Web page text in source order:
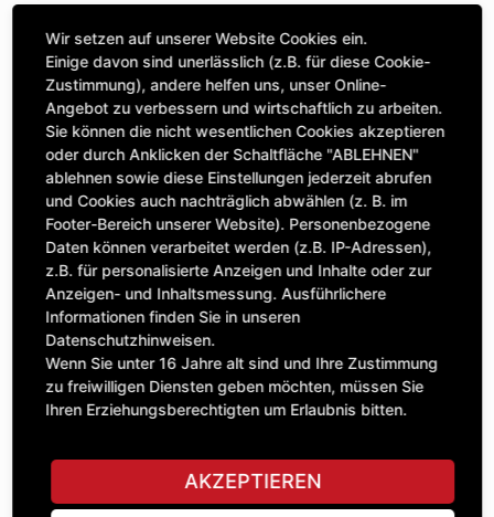
Maschine auswählen, um Kompatibilität zu sehen
MASCHINE AUSWÄHLEN
CLICK & COLLECT
Bestellungen bei Deinem bevorzugten Standort abholen
199,70 £
exkl. MwSt.
Anzahl
IN DEN WARENKORB
Wir setzen auf unserer Website Cookies ein.
Einige davon sind unerlässlich (z.B. für diese Cookie-
Zustimmung), andere helfen uns, unser Online-
Angebot zu verbessern und wirtschaftlich zu arbeiten.
Sie können die nicht wesentlichen Cookies akzeptieren
oder durch Anklicken der Schaltfläche "ABLEHNEN"
ablehnen sowie diese Einstellungen jederzeit abrufen
und Cookies auch nachträglich abwählen (z. B. im
Footer-Bereich unserer Website). Personenbezogene
Daten können verarbeitet werden (z.B. IP-Adressen),
z.B. für personalisierte Anzeigen und Inhalte oder zur
Anzeigen- und Inhaltsmessung. Ausführlichere
Informationen finden Sie in unseren
Datenschutzhinweisen.
Wenn Sie unter 16 Jahre alt sind und Ihre Zustimmung
zu freiwilligen Diensten geben möchten, müssen Sie
Ihren Erziehungsberechtigten um Erlaubnis bitten.
AKZEPTIEREN